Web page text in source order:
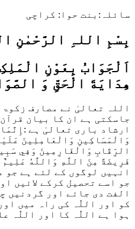
سائلہ:بنت حوا: کراچی
بِسْمِ اللہِ الرَّحْمٰنِ
اَلْجَوَابُ بِعَوْنِ
ھِدَايَةَ الْحَقِّ وَ
اللہ تعالیٰ نے مصارف
جاسکتی ہے ان کا بیان
ارشاد باری تعالیٰ ہے :
وَالْمَسَاكِينِ وَالْعَامِلِينَ
الرِّقَابِ وَالْغَارِمِينَ وَفِي
فَرِيضَةً مِنَ اللَّهِ وَاللَّهُ عَلِيمٌ
انہیں لوگوں کے لئے ہے جو
جو اسے تحصیل کرکے لائیں
الفت دی جائے اور گردنیں
کو اور اللّٰہ کی راہ میں
ہوا ہے اللّٰہ کا اور اللّٰہ